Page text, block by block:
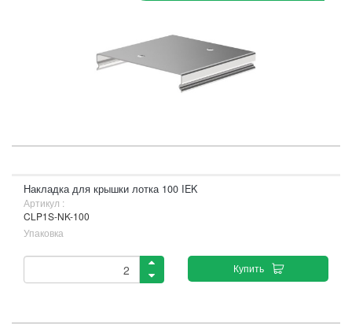
Накладка для крышки лотка 100 IEK
Артикул :
CLP1S-NK-100
Упаковка
Купить